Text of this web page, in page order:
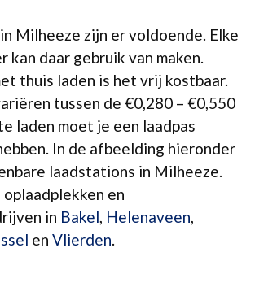
Milheeze zijn er voldoende. Elke
kan daar gebruik van maken.
thuis laden is het vrij kostbaar.
tussen de €0,280 – €0,550
laden moet je een laadpas
In de afbeelding hieronder
laadstations in Milheeze.
en
in Bakel, Helenaveen,
en Vlierden.